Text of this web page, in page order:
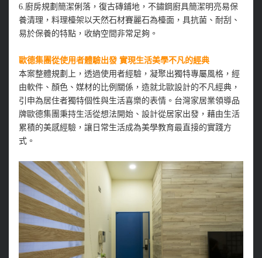
6.廚房規劃簡潔俐落，復古磚鋪地，不鏽鋼廚具簡潔明亮易保
養清理，料理檯架以天然石材賽麗石為檯面，具抗菌、耐刮、
易於保養的特點，收納空間非常足夠。
歐德集團從使用者體驗出發 實現生活美學不凡的經典
本案整體規劃上，透過使用者經驗，凝聚出獨特專屬風格，經
由軟件、顏色、媒材的比例關係，造就北歐設計的不凡經典，
引申為居住者獨特個性與生活喜樂的表情。台灣家居業領導品
牌歐德集團秉持生活從想法開始、設計從居家出發，藉由生活
累積的美感經驗，讓日常生活成為美學教育最直接的實踐方
式。